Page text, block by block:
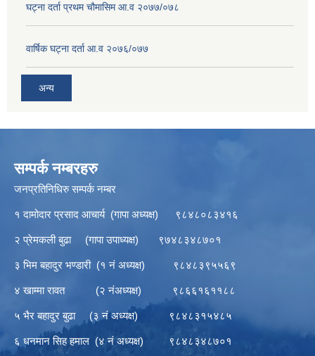
घट्ना दर्ता प्रथम चौमासिम आ.व २०७७/०७८
वार्षिक घट्ना दर्ता आ.व २०७६/०७७
अन्य
सम्पर्क नम्बरहरु
जनप्रतिनिधिरु सम्पर्क नम्बर
१ दामोदार प्रसाद आचार्य (गापा अध्यक्ष) ९८४८०८३४१६
२ प्रेमकली बुढा (गापा उपाध्यक्ष) ९७४८३४८७०१
३ भिम बहादुर भण्डारी (१ नं अध्यक्ष) ९८४८३९५५६९
४ खाम्मा रावत (२ नंअध्यक्ष) ९८६६१६११८८
५ भैर बहादुर बुढा (३ नं अध्यक्ष) ९८४८३१५४८५
६ धनमान सिह हमाल (४ नं अध्यक्ष) ९८४८३४८७०१